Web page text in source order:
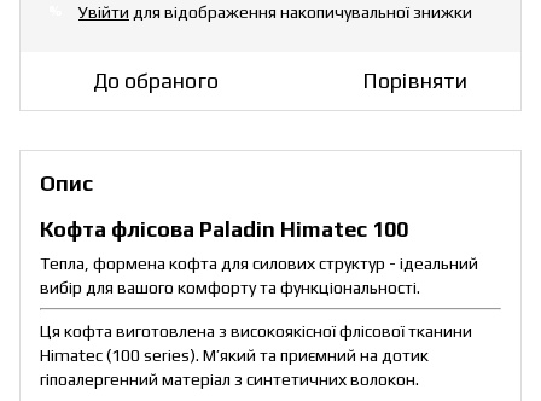
Увійти для відображення накопичувальної знижки
До обраного Порівняти
Опис
Кофта флісова Paladin Himatec 100
Тепла, формена кофта для силових структур - ідеальний
вибір для вашого комфорту та функціональності.
Ця кофта виготовлена з високоякісної флісової тканини
Himatec (100 series). М’який та приємний на дотик
гіпоалергенний матеріал з синтетичних волокон.